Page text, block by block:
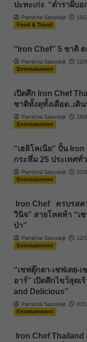
ปะทะเก่ง “ตำราผีบอ
Parnicha Sasookjit
15/
Food & Travel
“Iron Chef” 5 ชาติ
Parnicha Sasookjit
12/
Entertainment
เปิดศึก Iron Chef
ชาติทั้งดุทั้งเดือด..เ
Parnicha Sasookjit
16/
Entertainment
“เฮลิโคเนีย” ปั้น
กระหึ่ม 25 ประเทศทั่
Parnicha Sasookjit
01/
Entertainment
Iron Chef ครบรสค
วินิจ” สายโหดท้า “เ
ป่า”
Parnicha Sasookjit
12/
Entertainment
“เชฟตุ๊กตา-เชฟเตย-
อาร์” เปิดศึกไขว้สุดเ
and Delicious”
Parnicha Sasookjit
07/
Entertainment
Iron Chef Thailand